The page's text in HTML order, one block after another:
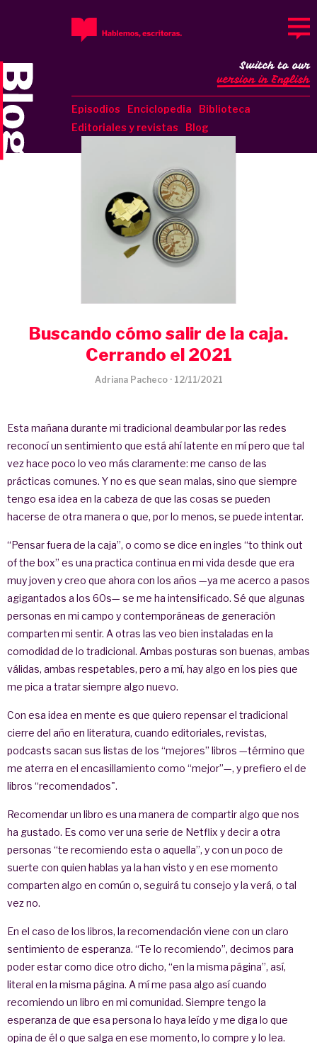
Episodios Enciclopedia
Biblioteca
Editoriales y revistas
Blog
Switch to our
version in English
Buscando cómo salir de la caja.
Cerrando el 2021
Adriana Pacheco· 12/11/2021
Esta mañana durante mi tradicional deambular por las redes
reconocí un sentimiento que está ahí latente en mí pero que tal
vez hace poco lo veo más claramente: me canso de las
prácticas comunes. Y no es que sean malas, sino que siempre
tengo esa idea en la cabeza de que las cosas se pueden
hacerse de otra manera o que, por lo menos, se puede intentar.
“Pensar fuera de la caja”, o como se dice en ingles “to think out
of the box” es una practica continua en mi vida desde que era
muy joven y creo que ahora con los años —ya me acerco a pasos
agigantados a los 60s— se me ha intensificado. Sé que algunas
personas en mi campo y contemporáneas de generación
comparten mi sentir. A otras las veo bien instaladas en la
comodidad de lo tradicional. Ambas posturas son buenas, ambas
válidas, ambas respetables, pero a mí, hay algo en los pies que
me pica a tratar siempre algo nuevo.
Con esa idea en mente es que quiero repensar el tradicional
cierre del año en literatura, cuando editoriales, revistas,
podcasts sacan sus listas de los “mejores” libros —término que
me aterra en el encasillamiento como “mejor”—, y prefiero el de
libros “recomendados".
Recomendar un libro es una manera de compartir algo que nos
ha gustado. Es como ver una serie de Netflix y decir a otra
personas “te recomiendo esta o aquella”, y con un poco de
suerte con quien hablas ya la han visto y en ese momento
comparten algo en común o, seguirá tu consejo y la verá, o tal
vez no.
En el caso de los libros, la recomendación viene con un claro
sentimiento de esperanza. “Te lo recomiendo”, decimos para
poder estar como dice otro dicho, “en la misma página”, así,
literal en la misma página. A mí me pasa algo así cuando
recomiendo un libro en mi comunidad. Siempre tengo la
esperanza de que esa persona lo haya leído y me diga lo que
opina de él o que salga en ese momento, lo compre y lo lea.